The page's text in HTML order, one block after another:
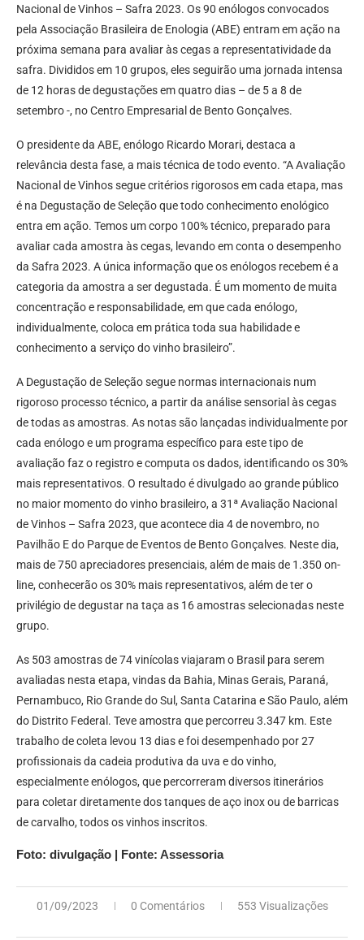
Nacional de Vinhos – Safra 2023. Os 90 enólogos convocados
pela Associação Brasileira de Enologia (ABE) entram em ação na
próxima semana para avaliar às cegas a representatividade da
safra. Divididos em 10 grupos, eles seguirão uma jornada intensa
de 12 horas de degustações em quatro dias – de 5 a 8 de
setembro -, no Centro Empresarial de Bento Gonçalves.
O presidente da ABE, enólogo Ricardo Morari, destaca a
relevância desta fase, a mais técnica de todo evento. “A Avaliação
Nacional de Vinhos segue critérios rigorosos em cada etapa, mas
é na Degustação de Seleção que todo conhecimento enológico
entra em ação. Temos um corpo 100% técnico, preparado para
avaliar cada amostra às cegas, levando em conta o desempenho
da Safra 2023. A única informação que os enólogos recebem é a
categoria da amostra a ser degustada. É um momento de muita
concentração e responsabilidade, em que cada enólogo,
individualmente, coloca em prática toda sua habilidade e
conhecimento a serviço do vinho brasileiro”.
A Degustação de Seleção segue normas internacionais num
rigoroso processo técnico, a partir da análise sensorial às cegas
de todas as amostras. As notas são lançadas individualmente por
cada enólogo e um programa específico para este tipo de
avaliação faz o registro e computa os dados, identificando os 30%
mais representativos. O resultado é divulgado ao grande público
no maior momento do vinho brasileiro, a 31ª Avaliação Nacional
de Vinhos – Safra 2023, que acontece dia 4 de novembro, no
Pavilhão E do Parque de Eventos de Bento Gonçalves. Neste dia,
mais de 750 apreciadores presenciais, além de mais de 1.350 on-
line, conhecerão os 30% mais representativos, além de ter o
privilégio de degustar na taça as 16 amostras selecionadas neste
grupo.
As 503 amostras de 74 vinícolas viajaram o Brasil para serem
avaliadas nesta etapa, vindas da Bahia, Minas Gerais, Paraná,
Pernambuco, Rio Grande do Sul, Santa Catarina e São Paulo, além
do Distrito Federal. Teve amostra que percorreu 3.347 km. Este
trabalho de coleta levou 13 dias e foi desempenhado por 27
profissionais da cadeia produtiva da uva e do vinho,
especialmente enólogos, que percorreram diversos itinerários
para coletar diretamente dos tanques de aço inox ou de barricas
de carvalho, todos os vinhos inscritos.
Foto: divulgação | Fonte: Assessoria
01/09/2023 0 Comentários 553 Visualizações